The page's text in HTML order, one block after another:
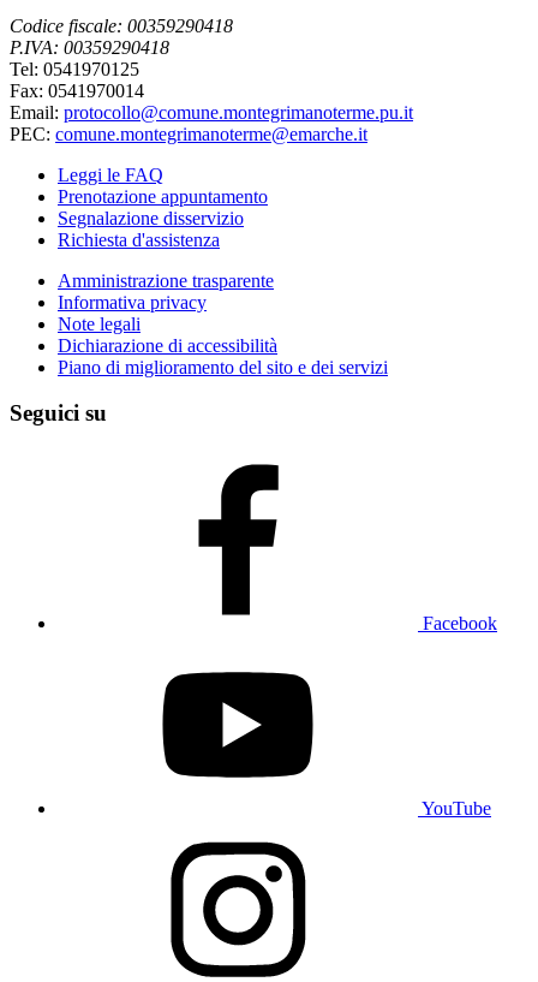
Codice fiscale: 00359290418
P.IVA: 00359290418
Tel: 0541970125
Fax: 0541970014
Email: protocollo@comune.montegrimanoterme.pu.it
PEC: comune.montegrimanoterme@emarche.it
Leggi le FAQ
Prenotazione appuntamento
Segnalazione disservizio
Richiesta d'assistenza
Amministrazione trasparente
Informativa privacy
Note legali
Dichiarazione di accessibilità
Piano di miglioramento del sito e dei servizi
Seguici su
Facebook
YouTube